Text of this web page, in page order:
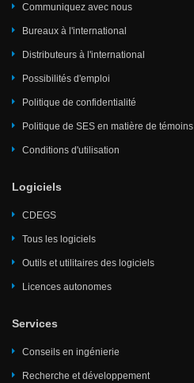
Communiquez avec nous
Bureaux à l'international
Distributeurs à l'international
Possibilités d'emploi
Politique de confidentialité
Politique de SES en matière de témoins
Conditions d'utilisation
Logiciels
CDEGS
Tous les logiciels
Outils et utilitaires des logiciels
Licences autonomes
Services
Conseils en ingénierie
Recherche et développement